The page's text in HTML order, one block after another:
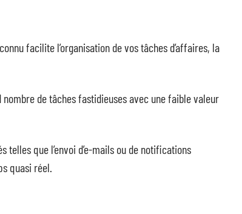
facilite l’organisation de vos tâches d’affaires, la
de tâches fastidieuses avec une faible valeur
telles que l’envoi d’e-mails ou de notifications
quasi réel.